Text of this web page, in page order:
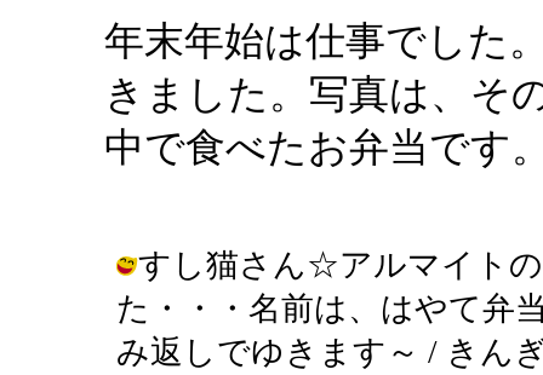
年末年始は仕事でした
きました。写真は、そ
中で食べたお弁当です
すし猫さん☆アルマイト
た・・・名前は、はやて弁
み返しでゆきます～ / きん